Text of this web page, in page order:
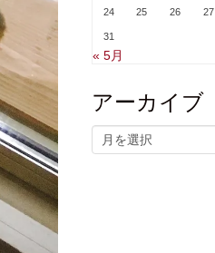
24 25 26 27
31
« 5月
アーカイブ